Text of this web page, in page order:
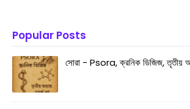
Popular Posts
সোরা - Psora, ক্রনিক ডিজিজ, তৃতীয়